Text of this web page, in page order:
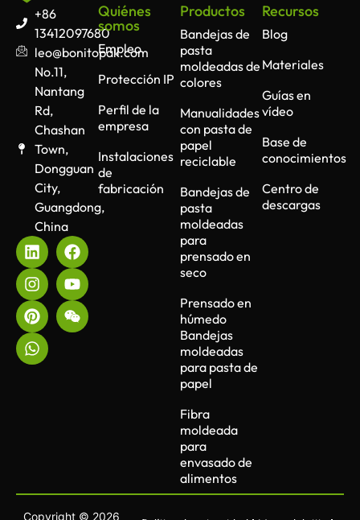
+86
13412097680
leo@bonitopak.com
No.11,
Nantang
Rd,
Chashan
Town,
Dongguan
City,
Guangdong,
China
Quiénes
somos
Empleo
Protección IP
Perfil de la
empresa
Instalaciones
de
fabricación
Productos
Bandejas de
pasta
moldeadas de
colores
Manualidades
con pasta de
papel
reciclable
Bandejas de
pasta
moldeadas
para
prensado en
seco
Prensado en
húmedo
Bandejas
moldeadas
para pasta de
papel
Fibra
moldeada
para
envasado de
alimentos
Recursos
Blog
Materiales
Guías en
vídeo
Base de
conocimientos
Centro de
descargas
Copyright © 2026